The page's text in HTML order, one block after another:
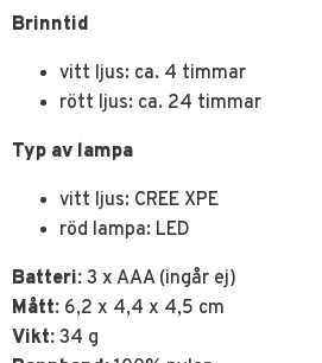
Brinntid
vitt ljus: ca. 4 timmar
rött ljus: ca. 24 timmar
Typ av lampa
vitt ljus: CREE XPE
röd lampa: LED
Batteri: 3 x AAA (ingår ej)
Mått: 6,2 x 4,4 x 4,5 cm
Vikt: 34 g